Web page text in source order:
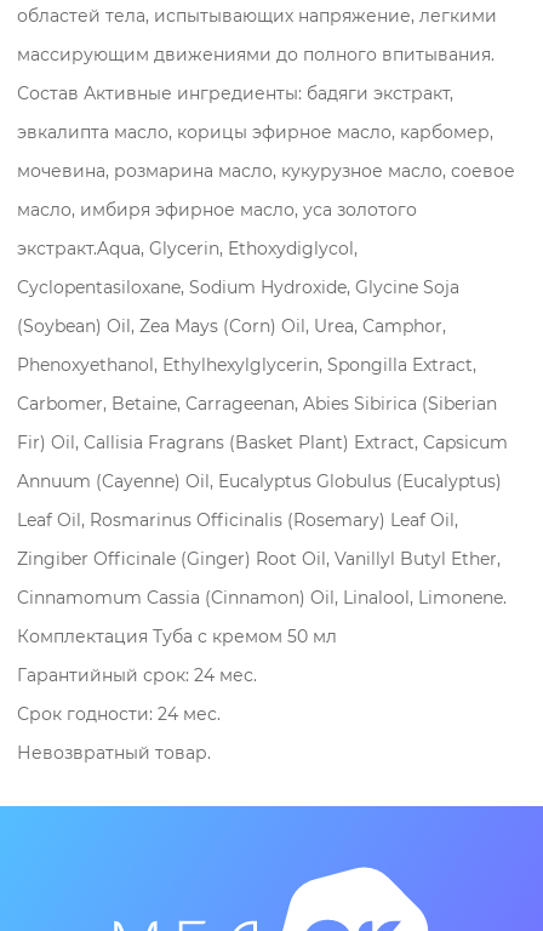
областей тела, испытывающих напряжение, легкими
массирующим движениями до полного впитывания.
Состав Активные ингредиенты: бадяги экстракт,
эвкалипта масло, корицы эфирное масло, карбомер,
мочевина, розмарина масло, кукурузное масло, соевое
масло, имбиря эфирное масло, уса золотого
экстракт.Aqua, Glycerin, Ethoxydiglycol,
Cyclopentasiloxane, Sodium Hydroxide, Glycine Soja
(Soybean) Oil, Zea Mays (Corn) Oil, Urea, Camphor,
Phenoxyethanol, Ethylhexylglycerin, Spongilla Extract,
Carbomer, Betaine, Carrageenan, Abies Sibirica (Siberian
Fir) Oil, Callisia Fragrans (Basket Plant) Extract, Capsicum
Annuum (Cayenne) Oil, Eucalyptus Globulus (Eucalyptus)
Leaf Oil, Rosmarinus Officinalis (Rosemary) Leaf Oil,
Zingiber Officinale (Ginger) Root Oil, Vanillyl Butyl Ether,
Cinnamomum Cassia (Cinnamon) Oil, Linalool, Limonene.
Комплектация Туба с кремом 50 мл
Гарантийный срок: 24 мес.
Срок годности: 24 мес.
Невозвратный товар.